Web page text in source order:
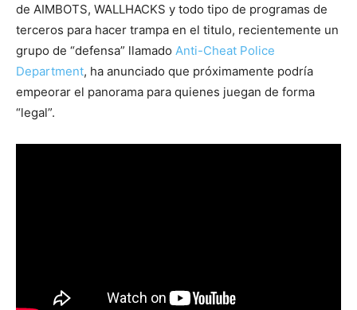
de AIMBOTS, WALLHACKS y todo tipo de programas de
terceros para hacer trampa en el titulo, recientemente un
grupo de “defensa” llamado Anti-Cheat Police
Department, ha anunciado que próximamente podría
empeorar el panorama para quienes juegan de forma
“legal”.